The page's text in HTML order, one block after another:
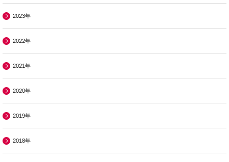
2023年
2022年
2021年
2020年
2019年
2018年